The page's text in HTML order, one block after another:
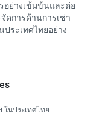
อย่างเข้มข้นและต่อ
ดการด้านการเช่า
ระเทศไทยอย่าง
ในประเทศไทย